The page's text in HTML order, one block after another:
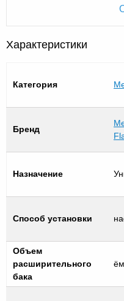
Характеристики
Категория
Бренд
Назначение
Способ установки
Объем
расширительного
бака